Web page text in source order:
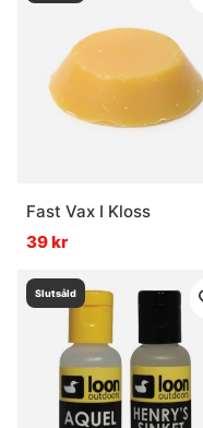
Fast Vax I Kloss
39 kr
Slutsåld